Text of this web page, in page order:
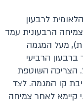
לרבעון
כי קצב הצמיחה הרבעונית עמד
מעל המגמה
ברבעון הרביעי
הושפע מעלייה חדה בייצוא של 25.6%. הצריכה השוטפת
בסביבת קו המגמה. לצד
קיימא לאחר צמיחה